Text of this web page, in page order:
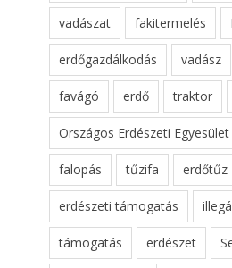
vadászat fakitermelés
erdőgazdálkodás vadász
favágó erdő traktor
Országos Erdészeti Egyesület
falopás tűzifa erdőtűz
erdészeti támogatás
támogatás erdészet